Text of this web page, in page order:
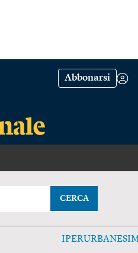
Abbonarsi
CERCA